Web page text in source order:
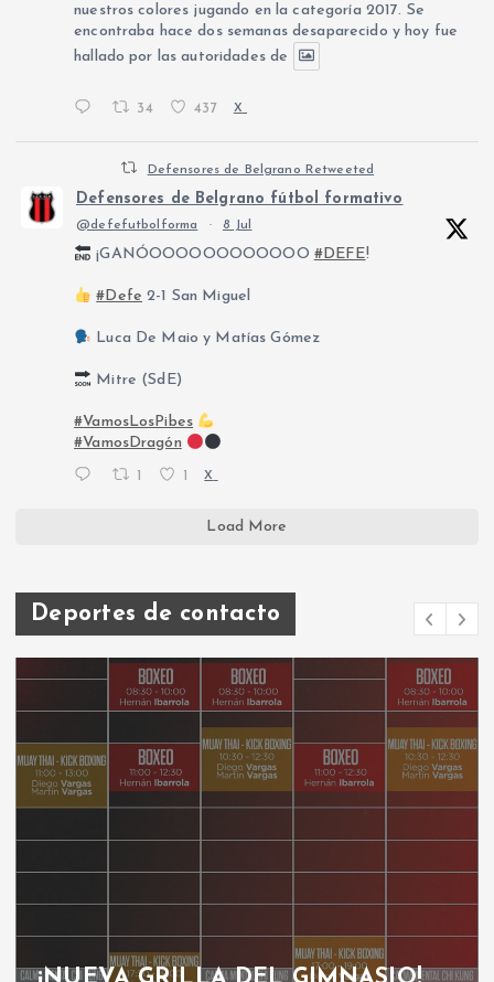
nuestros colores jugando en la categoría 2017. Se
encontraba hace dos semanas desaparecido y hoy fue
hallado por las autoridades de
34 437 X
Defensores de Belgrano Retweeted
Defensores de Belgrano fútbol formativo
@defefutbolforma · 8 Jul
¡GANÓOOOOOOOOOOOO #DEFE!
#Defe 2-1 San Miguel
Luca De Maio y Matías Gómez
Mitre (SdE)
#VamosLosPibes
#VamosDragón
X
Load More
Deportes de contacto